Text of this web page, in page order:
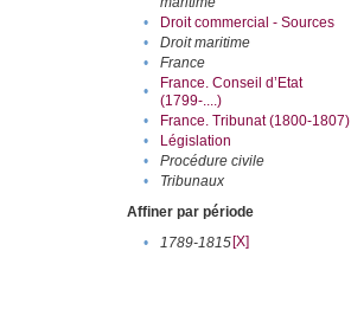
• Droit commercial - Sources
•
Droit maritime
•
France
•
France. Conseil d’Etat
(1799-....)
• France. Tribunat (1800-1807)
•
Législation
•
Procédure civile
•
Tribunaux
Affiner par période
•
1789-1815[X]